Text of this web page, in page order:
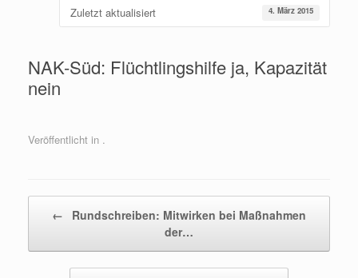
Zuletzt aktualisiert 4. März 2015
NAK-Süd: Flüchtlingshilfe ja, Kapazität
nein
Veröffentlicht in .
←
Rundschreiben: Mitwirken bei Maßnahmen
der…